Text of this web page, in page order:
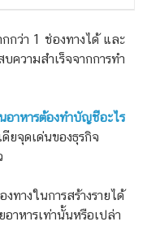
กว่า 1 ช่องทางได้ และ
ความสำเร็จจากการทำ
อาหารต้องทำบัญชีอะไร
ยจุดเด่นของธุรกิจ
ทางในการสร้างรายได้
าหารเท่านั้นหรือเปล่า